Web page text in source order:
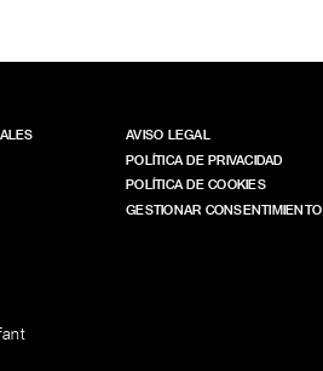
AVISO LEGAL
POLÍTICA DE PRIVACIDAD
POLÍTICA DE COOKIES
GESTIONAR CONSENTIMIENTO